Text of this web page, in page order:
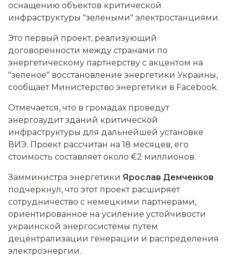
оснащению объектов критической
инфраструктуры "зелеными" электростанциями.
Это первый проект, реализующий
договоренности между странами по
энергетическому партнерству с акцентом на
"зеленое" восстановление энергетики Украины,
сообщает Министерство энергетики в Facebook.
Отмечается, что в громадах проведут
энергоаудит зданий критической
инфраструктуры для дальнейшей установке
ВИЭ. Проект рассчитан на 18 месяцев, его
стоимость составляет около €2 миллионов.
Замминистра энергетики Ярослав Демченков
подчеркнул, что этот проект расширяет
сотрудничество с немецкими партнерами,
ориентированное на усиление устойчивости
украинской энергосистемы путем
децентрализации генерации и распределения
электроэнергии.